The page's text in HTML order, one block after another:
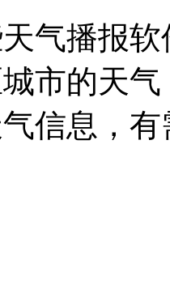
气播报
市的天
信息，